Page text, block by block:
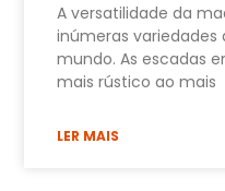
A versatilidade da
inúmeras
mundo. As escadas
mais rústico ao mais
LER MAIS